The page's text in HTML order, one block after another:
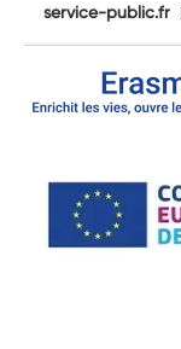
service-public.fr